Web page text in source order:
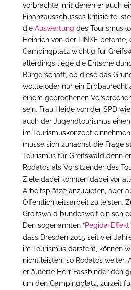
vorbrachte, mit denen er auch
Finanzausschusses kritisierte,
die Auswertung des
Heinrich von der LINKE betonte,
Campingplatz wichtig für
allerdings liege die
Bürgerschaft, ob diese das
wollte oder nur ein Erbbaurecht
einem gebrochenen
sein. Frau Heide von der SPD
auch der Jugendtourismus
im Tourismuskonzept
müsse sich zunächst die Frage
Tourismus für Greifswald denn
Rodatos als Vorsitzender des
Ziele dabei könnten dabei vor
Arbeitsplätze anzubieten, aber
Öffentlichkeitsarbeit zu leisten.
Greifswald bundesweit ein
Den sogenannten “Pegida-Effekt
dass Dresden 2015 seit vier
im Tourismus darsteht, können
nicht leisten, so Rodatos weiter.
erläuterte Herr Fassbinder den
um den Campingplatz, zurzeit